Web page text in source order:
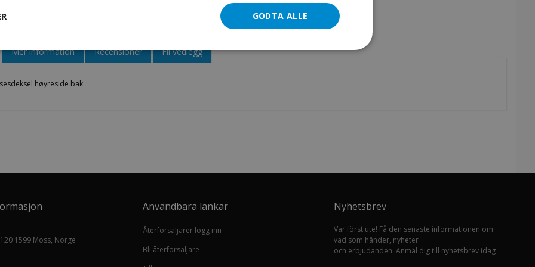
høyreside bak
Mer information Recensioner Fil vedlegg
1599 Moss, Norge
Användbara länkar
Återförsäljarer logg inn
Bli återförsäljare
Nyhetsbrev
Var först ute! Få den senaste informationen om
vad som händer, nyheter
och erbjudanden. Anmäl dig till nyhetsbrev idag
GODTA ALLE